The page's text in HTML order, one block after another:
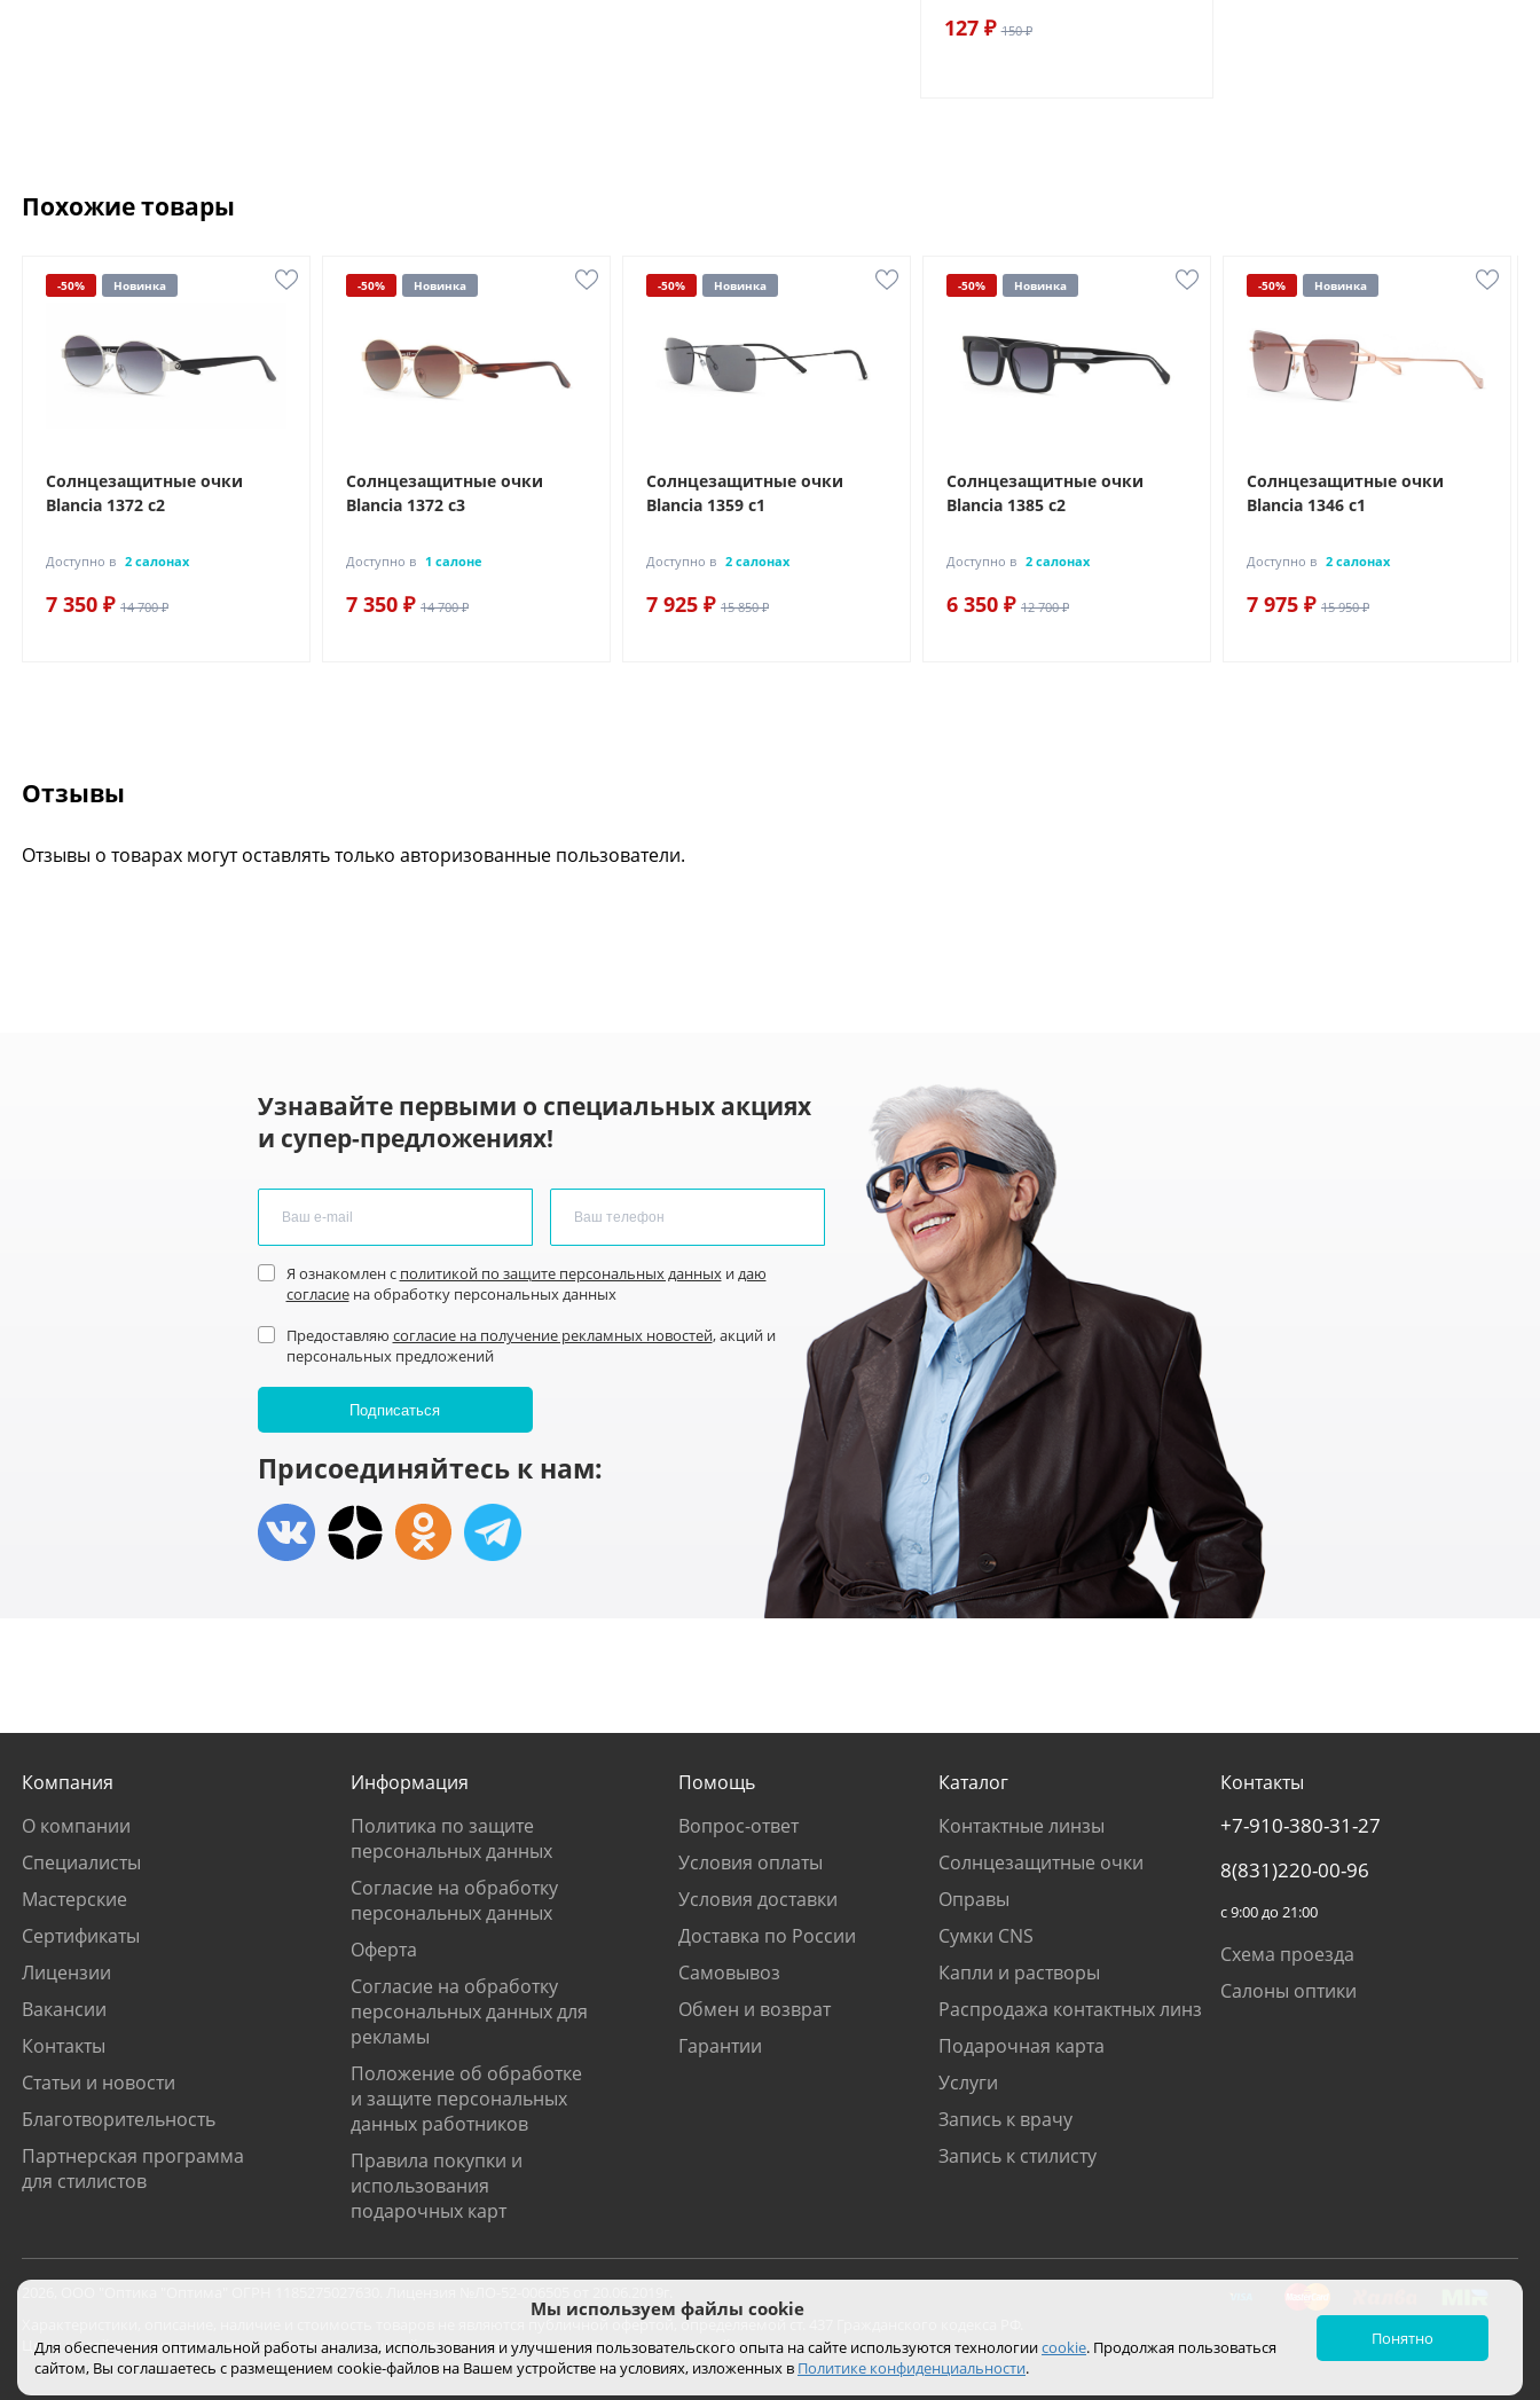
127 ₽ 150 ₽
Похожие товары
-50% Новинка
Солнцезащитные очки
Blancia 1372 с2
Доступно в 2 салонах
7 350 ₽ 14 700 ₽
-50% Новинка
Солнцезащитные очки
Blancia 1372 с3
Доступно в 1 салоне
7 350 ₽ 14 700 ₽
-50% Новинка
Солнцезащитные очки
Blancia 1359 с1
Доступно в 2 салонах
7 925 ₽ 15 850 ₽
-50% Новинка
Солнцезащитные очки
Blancia 1385 с2
Доступно в 2 салонах
6 350 ₽ 12 700 ₽
-50% Новинка
Солнцезащитные очки
Blancia 1346 с1
Доступно в 2 салонах
7 975 ₽ 15 950 ₽
Отзывы
Отзывы о товарах могут оставлять только авторизованные пользователи.
Узнавайте первыми о специальных акциях
и супер-предложениях!
Я ознакомлен с политикой по защите персональных данныхидаю
согласиена обработку персональных данных
Предоставляю согласие на получение рекламных новостей, акций и
персональных предложений
Присоединяйтесь к нам:
Компания
О компании
Специалисты
Мастерские
Сертификаты
Лицензии
Вакансии
Контакты
Статьи и новости
Благотворительность
Партнерская программа
для стилистов
Информация
Политика по защите
персональных данных
Согласие на обработку
персональных данных
Оферта
Согласие на обработку
персональных данных для
рекламы
Положение об обработке
и защите персональных
данных работников
Правила покупки и
использования
подарочных карт
Помощь
Вопрос-ответ
Условия оплаты
Условия доставки
Доставка по России
Самовывоз
Обмен и возврат
Гарантии
Каталог
Контактные линзы
Солнцезащитные очки
Оправы
Сумки CNS
Капли и растворы
Распродажа контактных линз
Подарочная карта
Услуги
Запись к врачу
Запись к стилисту
Контакты
+7-910-380-31-27
8(831)220-00-96
с 9:00 до 21:00
Схема проезда
Салоны оптики
Характеристики, описание, наличие и стоимость товаров не являются публичной офертой, определяемой ст. 437 Гражданского кодекса РФ.
Цены на сайте могут отличаться от цен в салонах и действуют только при покупке с помощью сайта.
Мы используем файлы cookie
Для обеспечения оптимальной работы анализа, использования и улучшения пользовательского опыта на сайте используются технологииcookie. Продолжая пользоваться
сайтом, Вы соглашаетесь с размещением cookie-файлов на Вашем устройстве на условиях, изложенных в Политике конфиденциальности.
Понятно